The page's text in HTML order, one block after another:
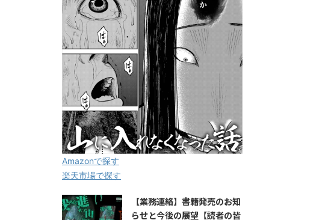
Amazonで探す
楽天市場で探す
【業務連絡】書籍発売のお知
らせと今後の展望【読者の皆